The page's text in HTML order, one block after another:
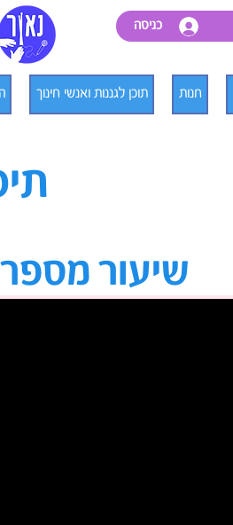
כניסה
חנות תוכן לגננות ואנשי חינוך
שיעור מספר 1